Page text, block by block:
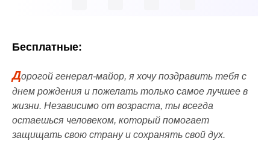
Бесплатные:
Дорогой генерал-майор, я хочу поздравить тебя с
днем рождения и пожелать только самое лучшее в
жизни. Независимо от возраста, ты всегда
остаешься человеком, который помогает
защищать свою страну и сохранять свой дух.